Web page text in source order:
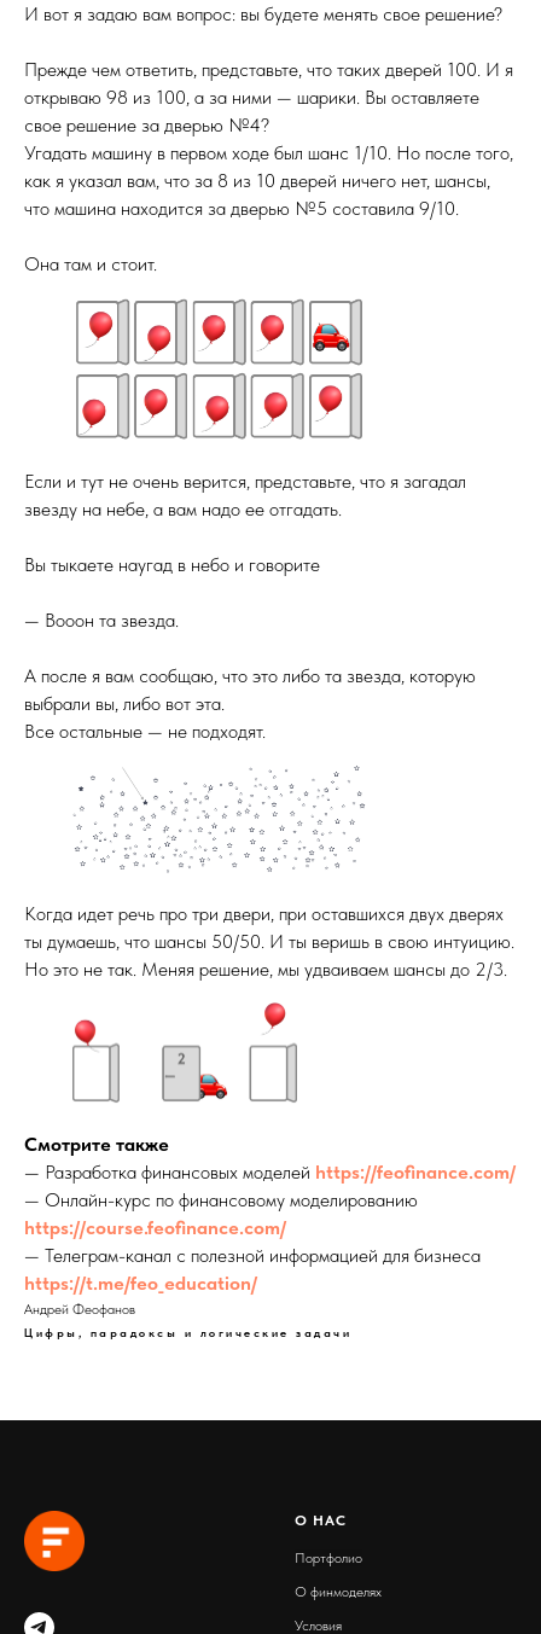
И вот я задаю вам вопрос: вы будете менять свое решение?
Прежде чем ответить, представьте, что таких дверей 100. И я
открываю 98 из 100, а за ними — шарики. Вы оставляете
свое решение за дверью №4?
Угадать машину в первом ходе был шанс 1/10. Но после того,
как я указал вам, что за 8 из 10 дверей ничего нет, шансы,
что машина находится за дверью №5 составила 9/10.
Она там и стоит.
Если и тут не очень верится, представьте, что я загадал
звезду на небе, а вам надо ее отгадать.
Вы тыкаете наугад в небо и говорите
— Вооон та звезда.
А после я вам сообщаю, что это либо та звезда, которую
выбрали вы, либо вот эта.
Все остальные — не подходят.
Когда идет речь про три двери, при оставшихся двух дверях
ты думаешь, что шансы 50/50. И ты веришь в свою интуицию.
Но это не так. Меняя решение, мы удваиваем шансы до 2/3.
Смотрите также
— Разработка финансовых моделей https://feofinance.com/
— Онлайн-курс по финансовому моделированию
https://course.feofinance.com/
— Телеграм-канал с полезной информацией для бизнеса
https://t.me/feo_education/
Андрей Феофанов
Цифры, парадоксы и логические задачи
О НАС
Портфолио
О финмоделях
Условия